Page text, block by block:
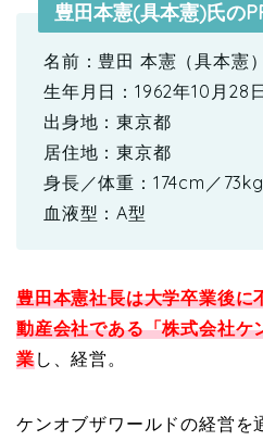
豊田本憲(具本憲)氏の
名前：豊田 本憲（具本憲）
生年月日：1962年10月28
出身地：東京都
居住地：東京都
身長／体重：174cm／73kg
血液型：A型
豊田本憲社長は大学卒業後に
動産会社である「株式会社ケ
業し、経営。
ケンオブザワールドの経営を